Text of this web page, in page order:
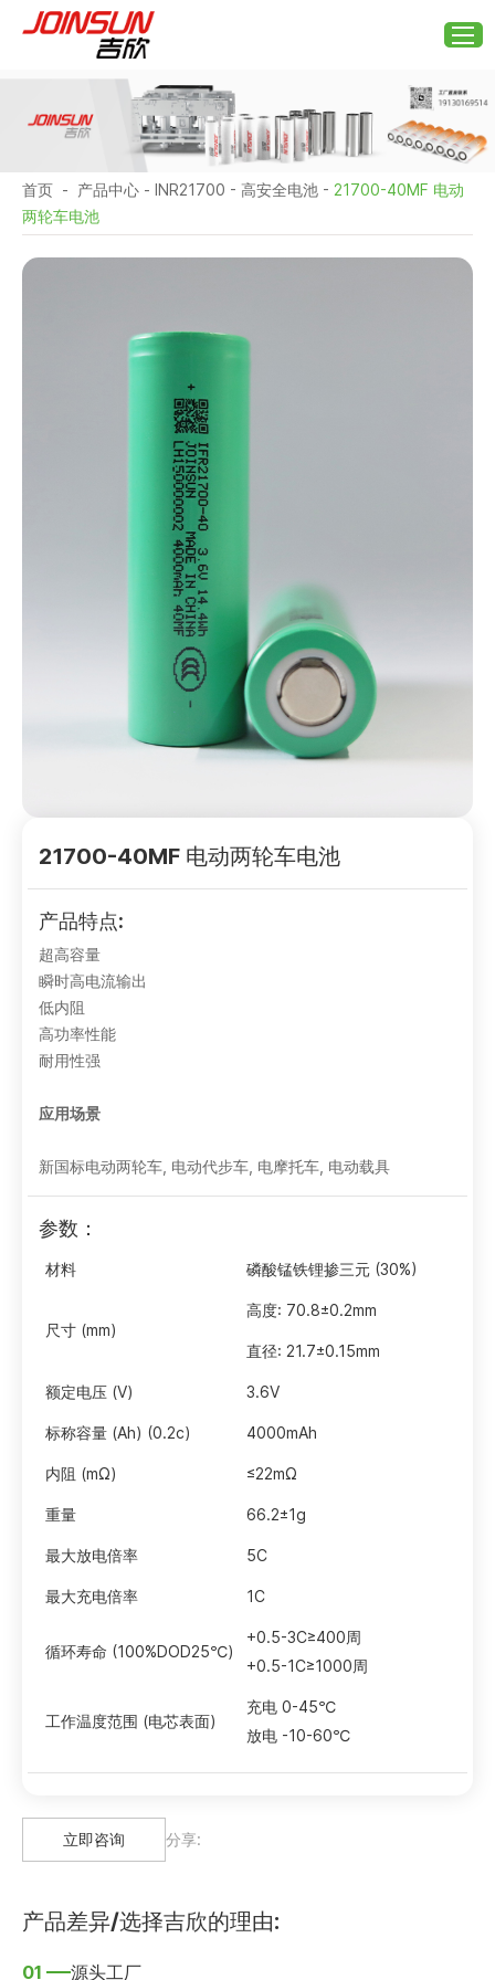
首页 - 产品中心 - INR21700 - 高安全电池 - 21700-40MF 电动
两轮车电池
21700-40MF 电动两轮车电池
产品特点:
超高容量
瞬时高电流输出
低内阻
高功率性能
耐用性强
应用场景
新国标电动两轮车, 电动代步车, 电摩托车, 电动载具
参数：
材料 磷酸锰铁锂掺三元 (30%)
尺寸 (mm)
高度: 70.8±0.2mm
直径: 21.7±0.15mm
额定电压 (V) 3.6V
标称容量 (Ah) (0.2c) 4000mAh
内阻 (mΩ) ≤22mΩ
重量 66.2±1g
最大放电倍率 5C
最大充电倍率 1C
循环寿命 (100%DOD25℃)
+0.5-3C≥400周
+0.5-1C≥1000周
工作温度范围 (电芯表面)
充电 0-45℃
放电 -10-60℃
立即咨询 分享:
产品差异/选择吉欣的理由:
01 源头工厂